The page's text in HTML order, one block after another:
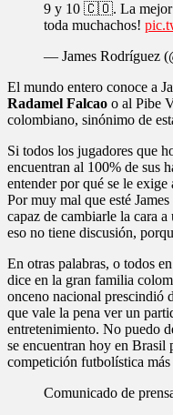
9 y 10 🇨🇴. La mejor
toda muchachos!
— James Rodríguez
El mundo entero conoce a
Radamel Falcao o al Pibe
colombiano, sinónimo de
Si todos los jugadores que
encuentran al 100% de sus
entender por qué se le
Por muy mal que esté
capaz de cambiarle la cara
eso no tiene discusión,
En otras palabras, o todos
dice en la gran familia
onceno nacional prescindió
que vale la pena ver un
entretenimiento. No puedo
se encuentran hoy en Brasil
competición futbolística
Comunicado de